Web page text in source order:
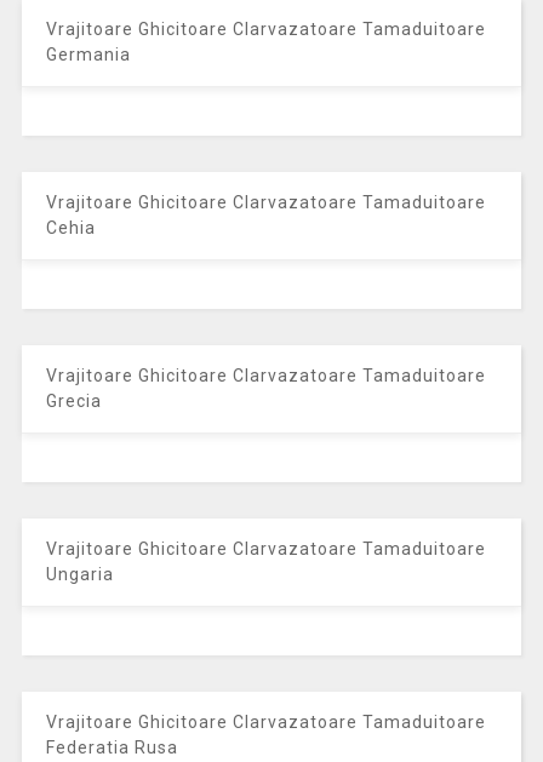
Vrajitoare Ghicitoare Clarvazatoare Tamaduitoare
Germania
Vrajitoare Ghicitoare Clarvazatoare Tamaduitoare
Cehia
Vrajitoare Ghicitoare Clarvazatoare Tamaduitoare
Grecia
Vrajitoare Ghicitoare Clarvazatoare Tamaduitoare
Ungaria
Vrajitoare Ghicitoare Clarvazatoare Tamaduitoare
Federatia Rusa